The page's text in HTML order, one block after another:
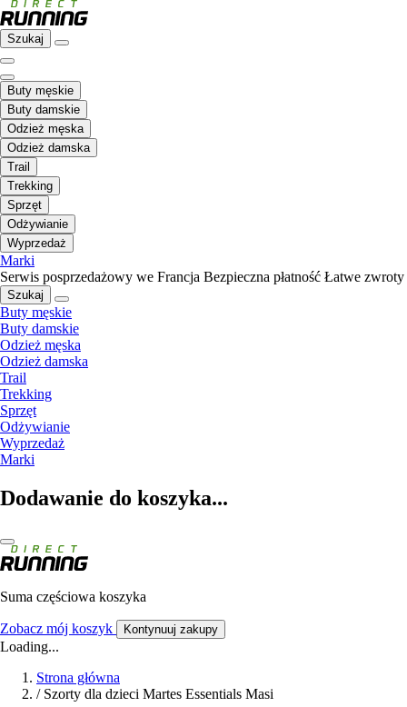
Szukaj
Buty męskie
Buty damskie
Odzież męska
Odzież damska
Trail
Trekking
Sprzęt
Odżywianie
Wyprzedaż
Marki
Serwis posprzedażowy we Francja Bezpieczna płatność Łatwe zwroty
Szukaj
Buty męskie
Buty damskie
Odzież męska
Odzież damska
Trail
Trekking
Sprzęt
Odżywianie
Wyprzedaż
Marki
Dodawanie do koszyka...
Suma częściowa koszyka
Zobacz mój koszyk Kontynuuj zakupy
Loading...
Strona główna
/ Szorty dla dzieci Martes Essentials Masi